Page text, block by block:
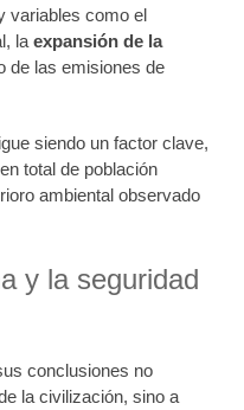
variables como el
la expansión de la
de las emisiones de
siendo un factor clave,
total de población
ambiental observado
y la seguridad
conclusiones no
la civilización, sino a